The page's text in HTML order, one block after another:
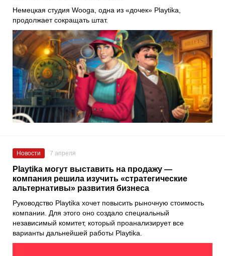
Немецкая студия Wooga, одна из «дочек» Playtika,
продолжает сокращать штат.
Новости 7 апреля
Playtika могут выставить на продажу —
компания решила изучить «стратегические
альтернативы» развития бизнеса
Руководство Playtika хочет повысить рыночную стоимость
компании. Для этого оно создало специальный
независимый комитет, который проанализирует все
варианты дальнейшей работы Playtika.